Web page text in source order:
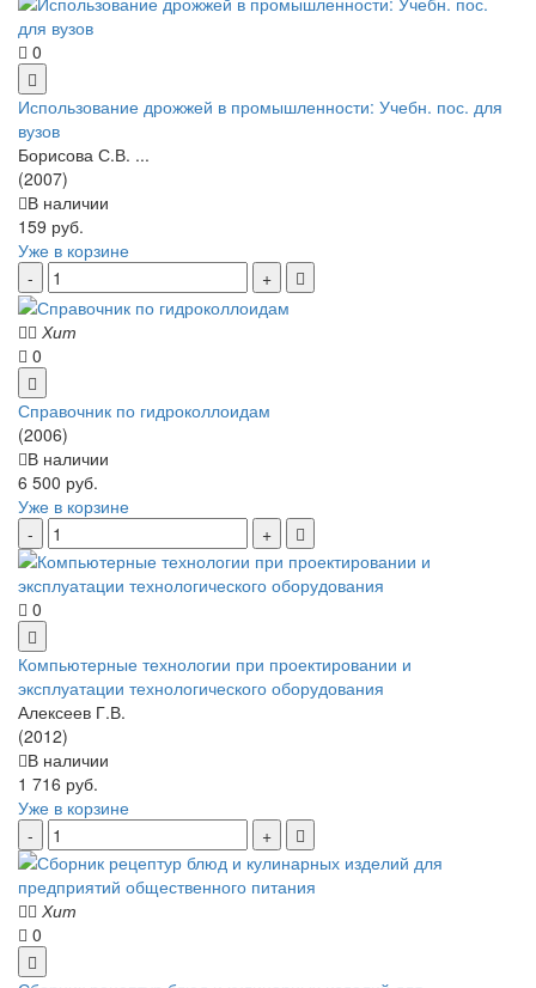
0
Использование дрожжей в промышленности: Учебн. пос. для
вузов
Борисова С.В. ...
(2007)
В наличии
159 руб.
Уже в корзине
Хит
0
Справочник по гидроколлоидам
(2006)
В наличии
6 500 руб.
Уже в корзине
0
Компьютерные технологии при проектировании и
эксплуатации технологического оборудования
Алексеев Г.В.
(2012)
В наличии
1 716 руб.
Уже в корзине
Хит
0